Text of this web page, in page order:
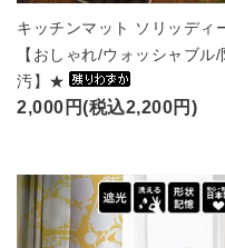
キッチンマット ソリッディ
【おしゃれ/ウォッシャブル/
汚】★
2,000円(税込2,200円)